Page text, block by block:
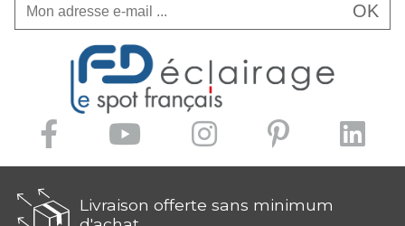
OK
Livraison offerte sans minimum